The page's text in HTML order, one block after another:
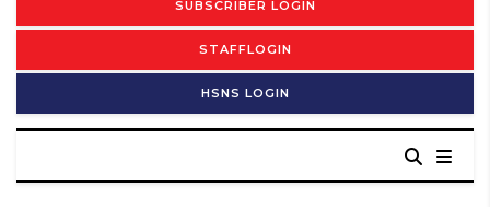
SUBSCRIBER LOGIN
STAFFLOGIN
HSNS LOGIN